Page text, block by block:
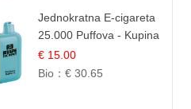
Jednokratna E-cigareta
25.000 Puffova - Kupina
& Borovnica | Šumska
Voćna Mješavina
€ 15.00
Bio： € 30.65